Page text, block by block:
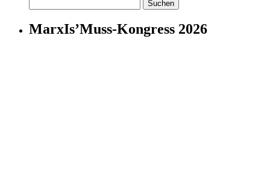
nach:
MarxIs’Muss-Kongress 2026